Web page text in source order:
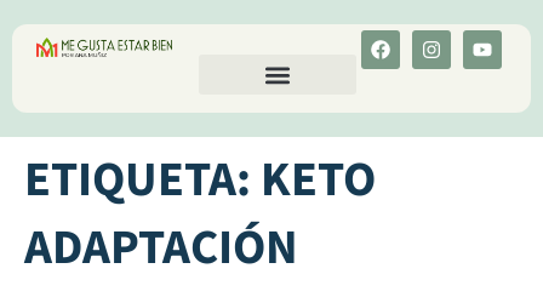
ETIQUETA: KETO
ADAPTACIÓN